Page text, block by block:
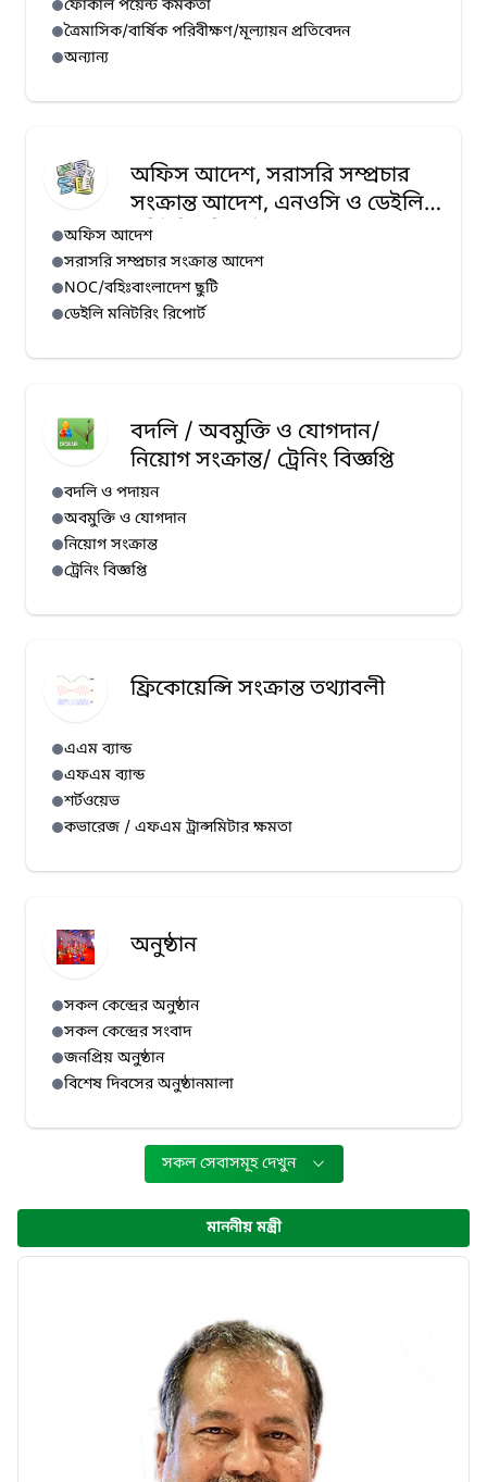
ফোকাল পয়েন্ট কর্মকর্তা
ত্রৈমাসিক/বার্ষিক পরিবীক্ষণ/মূল্যায়ন প্রতিবেদন
অন্যান্য
অফিস আদেশ, সরাসরি সম্প্রচার
সংক্রান্ত আদেশ, এনওসি ও ডেইলি
মনিটরিং রিপোর্ট
অফিস আদেশ
সরাসরি সম্প্রচার সংক্রান্ত আদেশ
NOC/বহিঃবাংলাদেশ ছুটি
ডেইলি মনিটরিং রিপোর্ট
বদলি / অবমুক্তি ও যোগদান/
নিয়োগ সংক্রান্ত/ ট্রেনিং বিজ্ঞপ্তি
বদলি ও পদায়ন
অবমুক্তি ও যোগদান
নিয়োগ সংক্রান্ত
ট্রেনিং বিজ্ঞপ্তি
ফ্রিকোয়েন্সি সংক্রান্ত তথ্যাবলী
এএম ব্যান্ড
এফএম ব্যান্ড
শর্টওয়েভ
কভারেজ / এফএম ট্রান্সমিটার ক্ষমতা
অনুষ্ঠান
সকল কেন্দ্রের অনুষ্ঠান
সকল কেন্দ্রের সংবাদ
জনপ্রিয় অনুষ্ঠান
বিশেষ দিবসের অনুষ্ঠানমালা
সকল সেবাসমূহ দেখুন
মাননীয় মন্ত্রী